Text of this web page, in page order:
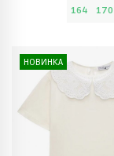
164
170
НОВИНКА